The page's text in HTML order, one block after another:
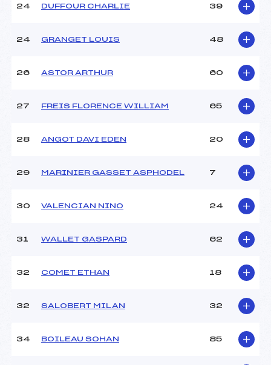
24 DUFFOUR CHARLIE 39
24 GRANGET LOUIS 48
26 ASTOR ARTHUR 60
27 FREIS FLORENCE WILLIAM 65
28 ANGOT DAVI EDEN 20
29 MARINIER GASSET ASPHODEL 7
30 VALENCIAN NINO 24
31 WALLET GASPARD 62
32 COMET ETHAN 18
32 SALOBERT MILAN 32
34 BOILEAU SOHAN 85